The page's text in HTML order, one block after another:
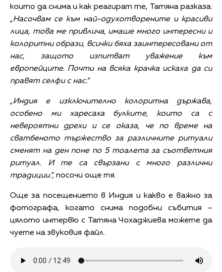
които да снима и как реагират те, Татяна разказа:
„Насочвам се към най-одухотворените и красиви
лица, това ме привлича, имаше много интересни и
колоритни образи, всички бяха заинтересовани от
нас, защото изпитват уважение към
европейците. Почти на всяка крачка искаха да си
правят селфи с нас.“
„Индия е изключително колоритна държава,
особено ми харесаха булките, които са с
невероятни дрехи и се оказа, че по време на
сватбеното тържество за различните ритуали
сменят на ден поне по 5 тоалета за съответния
ритуал. И те са свързани с много различни
традиции.“, посочи още тя.
Още за посещението в Индия и какво е важно за
фотографа, когато снима подобни събития –
цялото интервю с Татяна Чохаджиева можете да
чуете на звуковия файл.